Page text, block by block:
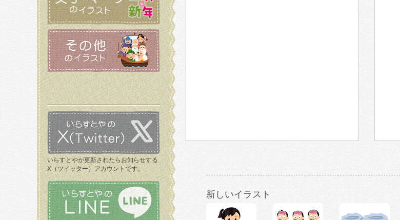
いらすとやが更新されたらお知らせする
X（ツイッター）アカウントです。
新しいイラスト